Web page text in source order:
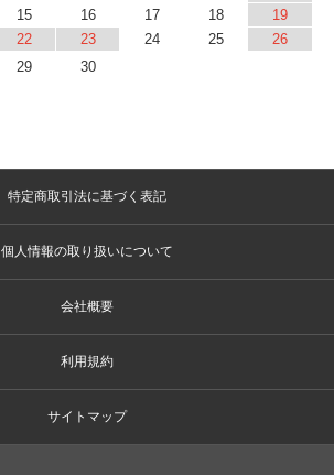
15 16 17 18
19
22 23 24 25
26
29 30
特定商取引法に基づく表記
個人情報の取り扱いについて
会社概要
利用規約
サイトマップ